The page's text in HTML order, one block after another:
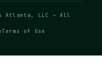
Atlanta, LLC — All
Terms of Use